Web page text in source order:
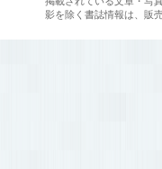
影を除く書誌情報は、販